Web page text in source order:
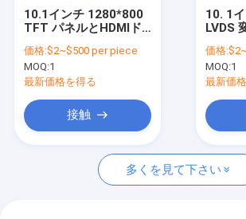
工場 ツアー
品質管理
ニュース
引金 を 求め て ください
10.1インチ 1280*800
TFT パネルとHDMIド
価格:$2~$500 per piece
MOQ:1
最新価格を得る
接触
10. 1
LVDS
価格:
MOQ:1
最新価
多くを見て下さい